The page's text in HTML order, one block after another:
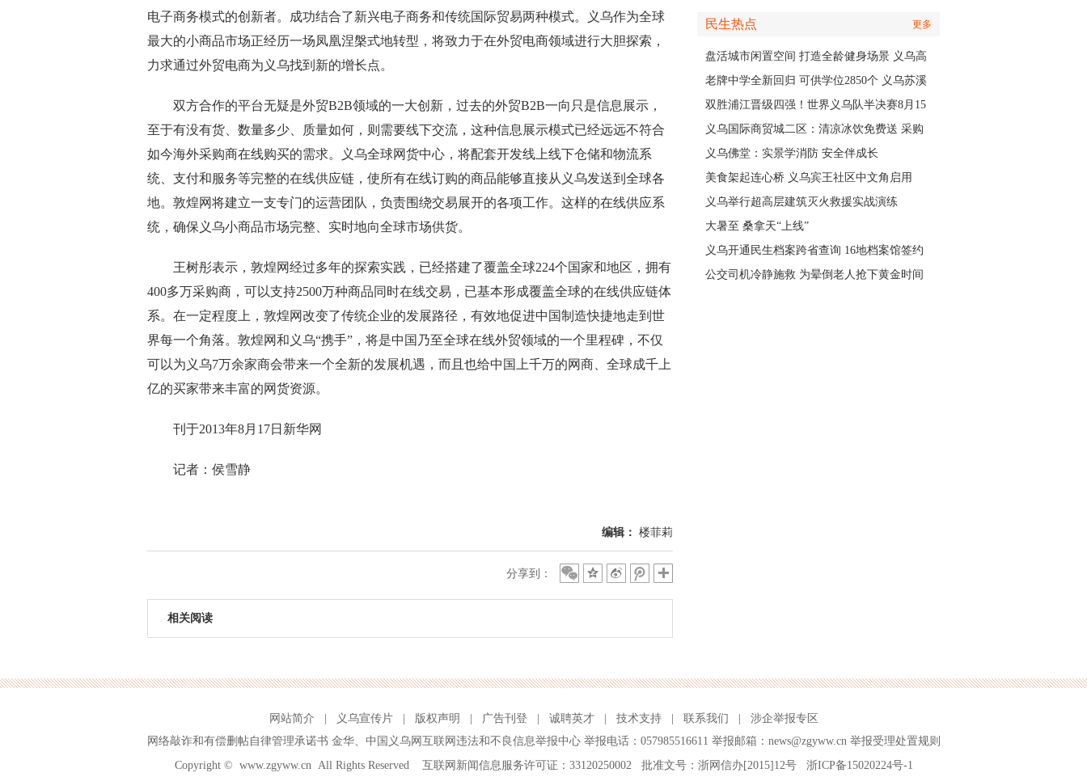
电子商务模式的创新者。成功结合了新兴电子商务和传统国际贸易两种模式。义乌作为全球
最大的小商品市场正经历一场凤凰涅槃式地转型，将致力于在外贸电商领域进行大胆探索，
力求通过外贸电商为义乌找到新的增长点。
双方合作的平台无疑是外贸B2B领域的一大创新，过去的外贸B2B一向只是信息展示，
至于有没有货、数量多少、质量如何，则需要线下交流，这种信息展示模式已经远远不符合
如今海外采购商在线购买的需求。义乌全球网货中心，将配套开发线上线下仓储和物流系
统、支付和服务等完整的在线供应链，使所有在线订购的商品能够直接从义乌发送到全球各
地。敦煌网将建立一支专门的运营团队，负责围绕交易展开的各项工作。这样的在线供应系
统，确保义乌小商品市场完整、实时地向全球市场供货。
王树彤表示，敦煌网经过多年的探索实践，已经搭建了覆盖全球224个国家和地区，拥有
400多万采购商，可以支持2500万种商品同时在线交易，已基本形成覆盖全球的在线供应链体
系。在一定程度上，敦煌网改变了传统企业的发展路径，有效地促进中国制造快捷地走到世
界每一个角落。敦煌网和义乌“携手”，将是中国乃至全球在线外贸领域的一个里程碑，不仅
可以为义乌7万余家商会带来一个全新的发展机遇，而且也给中国上千万的网商、全球成千上
亿的买家带来丰富的网货资源。
刊于2013年8月17日新华网
记者：侯雪静
编辑： 楼菲莉
分享到：
相关阅读
民生热点 更多
盘活城市闲置空间 打造全龄健身场景 义乌高
质量落地省级文体民生实事
老牌中学全新回归 可供学位2850个 义乌苏溪
中学9月投用
双胜浦江晋级四强！世界义乌队半决赛8月15
日主场开打
义乌国际商贸城二区：清凉冰饮免费送 采购
商可就近领取
义乌佛堂：实景学消防 安全伴成长
美食架起连心桥 义乌宾王社区中文角启用
义乌举行超高层建筑灭火救援实战演练
大暑至 桑拿天“上线”
义乌开通民生档案跨省查询 16地档案馆签约
合作
公交司机冷静施救 为晕倒老人抢下黄金时间
网站简介 义乌宣传片 版权声明 广告刊登 诚聘英才 技术支持 联系我们
涉企举报专区
网络敲诈和有偿删帖自律管理承诺书 金华、 中国义乌网互联网违法和不良信息举报中心举报电话：057985516611 举报邮箱：news@zgyww.cn 举报受理处置规则
Copyright © www.zgyww.cnAll Rights Reserved 互联网新闻信息服务许可证：33120250002 批准文号：浙网信办[2015]12号 浙ICP备15020224号-1